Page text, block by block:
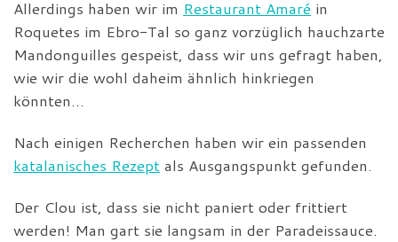
Allerdings haben wir im Restaurant Amaré in
Roquetes im Ebro-Tal so ganz vorzüglich hauchzarte
Mandonguilles gespeist, dass wir uns gefragt haben,
wie wir die wohl daheim ähnlich hinkriegen
könnten…
Nach einigen Recherchen haben wir ein passenden
katalanisches Rezept als Ausgangspunkt gefunden.
Der Clou ist, dass sie nicht paniert oder frittiert
werden! Man gart sie langsam in der Paradeissauce.